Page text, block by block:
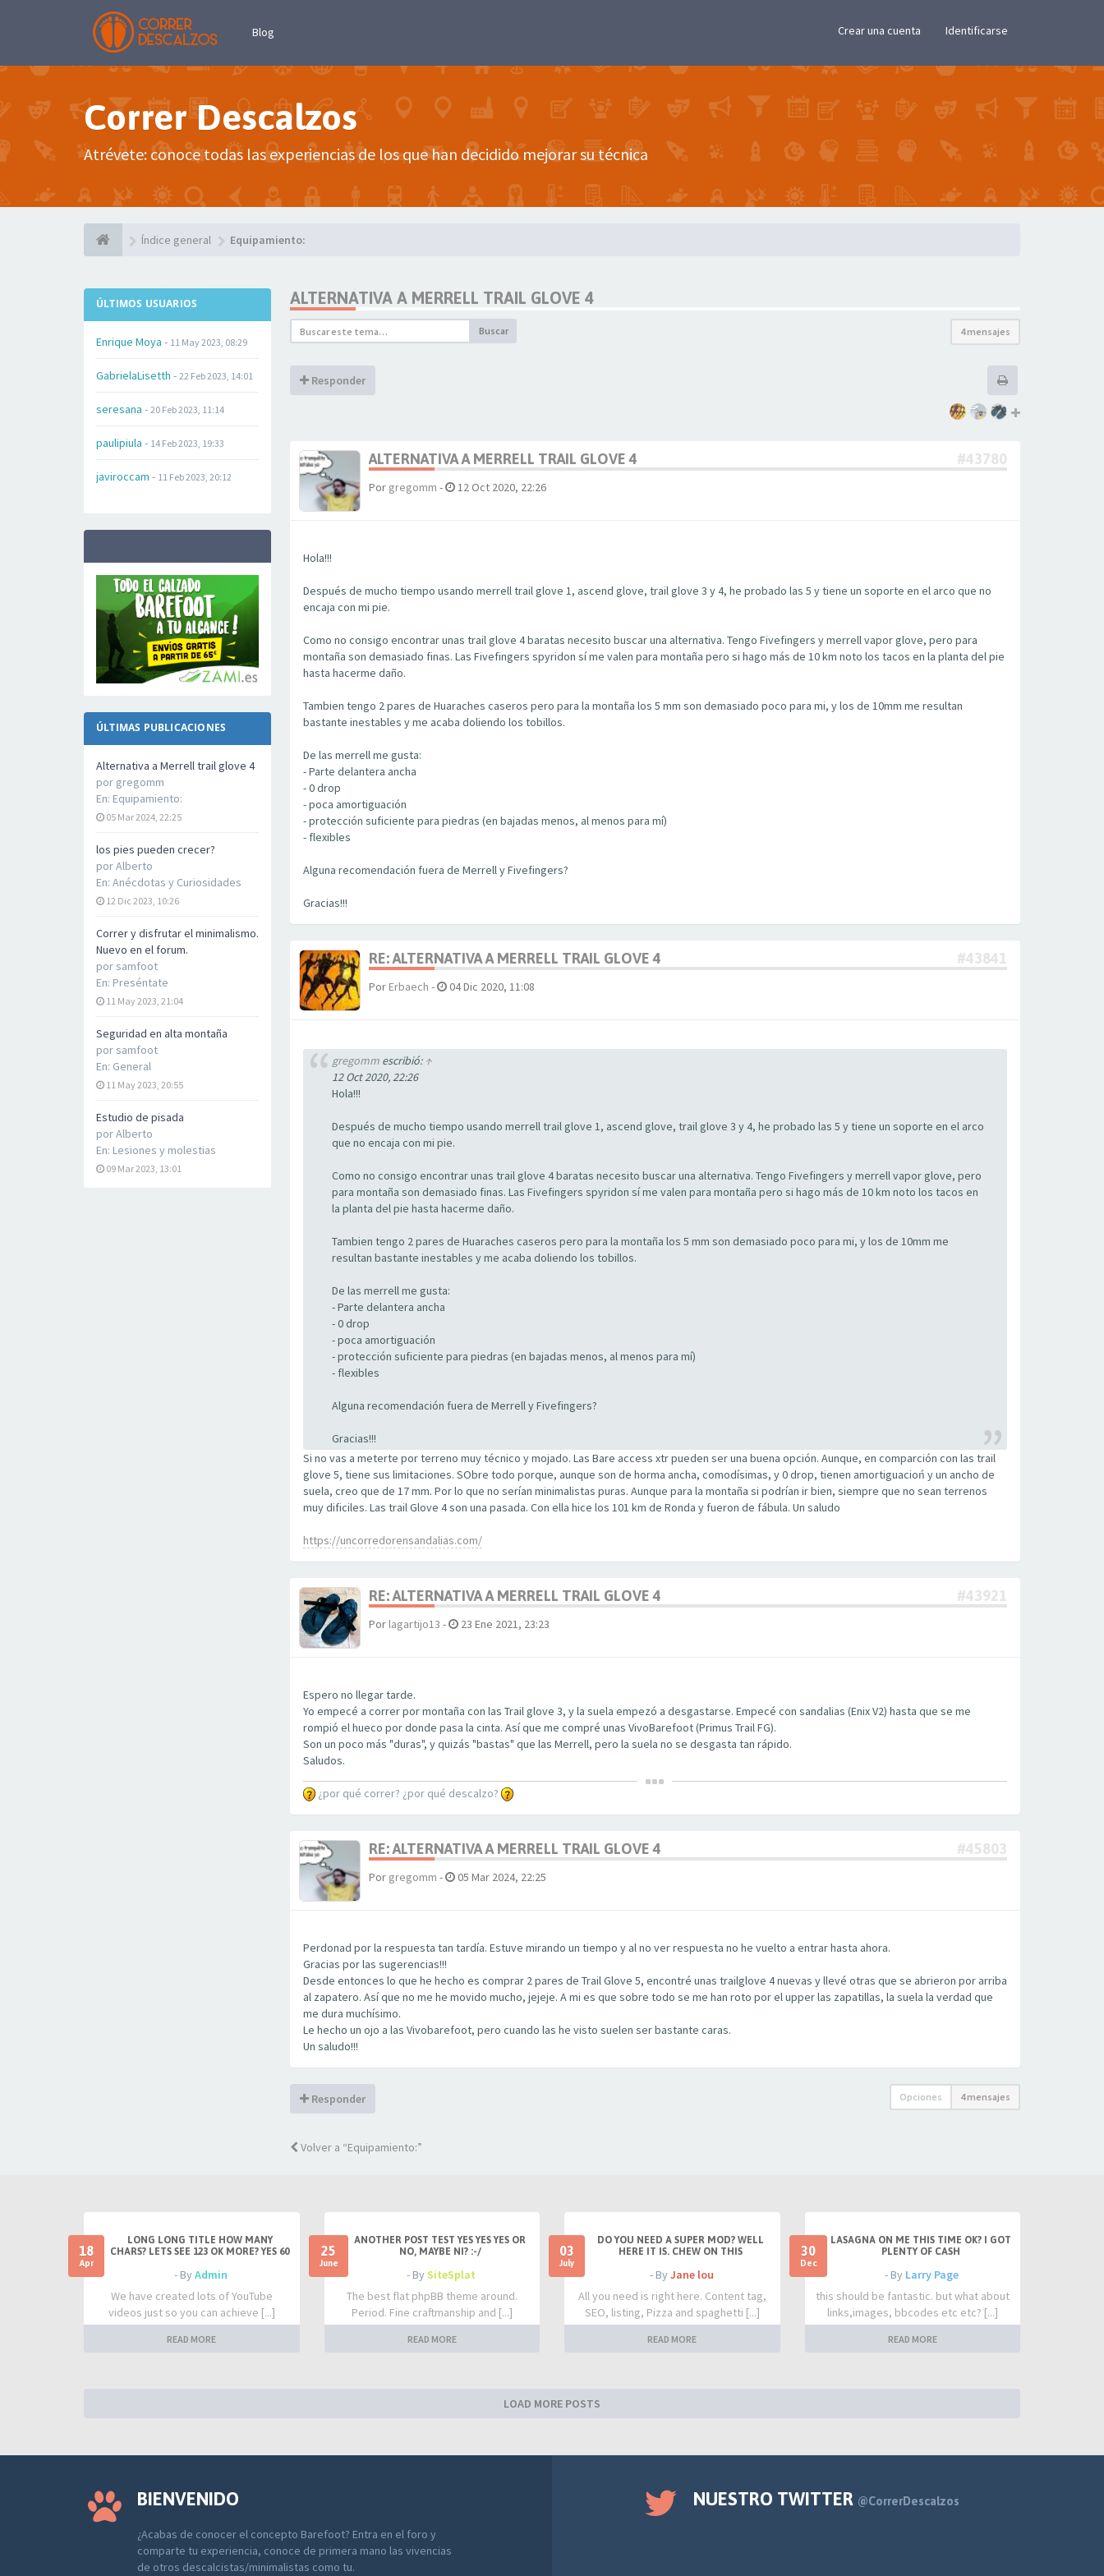
Blog Crear una cuenta Identificarse
Correr Descalzos
Atrévete: conoce todas las experiencias de los que han decidido mejorar su técnica
Índice general Equipamiento:
ÚLTIMOS USUARIOS
Enrique Moya - 11 May 2023, 08:29
GabrielaLisetth - 22 Feb 2023, 14:01
seresana - 20 Feb 2023, 11:14
paulipiula - 14 Feb 2023, 19:33
javiroccam - 11 Feb 2023, 20:12
ÚLTIMAS PUBLICACIONES
Alternativa a Merrell trail glove 4
por gregomm
En: Equipamiento:
05 Mar 2024, 22:25
los pies pueden crecer?
porAlberto
En: Anécdotas y Curiosidades
12 Dic 2023, 10:26
Correr y disfrutar el minimalismo.
Nuevo en el forum.
por samfoot
En: Preséntate
11 May 2023, 21:04
Seguridad en alta montaña
por samfoot
En: General
11 May 2023, 20:55
Estudio de pisada
porAlberto
En: Lesiones y molestias
09 Mar 2023, 13:01
ALTERNATIVA A MERRELL TRAIL GLOVE 4
Buscar 4 mensajes
Responder
ALTERNATIVA A MERRELL TRAIL GLOVE 4 #43780
Por gregomm - 12 Oct 2020, 22:26
Hola!!!
Después de mucho tiempo usando merrell trail glove 1, ascend glove, trail glove 3 y 4, he probado las 5 y tiene un soporte en el arco que no
encaja con mi pie.
Como no consigo encontrar unas trail glove 4 baratas necesito buscar una alternativa. Tengo Fivefingers y merrell vapor glove, pero para
montaña son demasiado finas. Las Fivefingers spyridon sí me valen para montaña pero si hago más de 10 km noto los tacos en la planta del pie
hasta hacerme daño.
Tambien tengo 2 pares de Huaraches caseros pero para la montaña los 5 mm son demasiado poco para mi, y los de 10mm me resultan
bastante inestables y me acaba doliendo los tobillos.
De las merrell me gusta:
- Parte delantera ancha
- 0 drop
- poca amortiguación
- protección suficiente para piedras (en bajadas menos, al menos para mí)
- flexibles
Alguna recomendación fuera de Merrell y Fivefingers?
Gracias!!!
RE: ALTERNATIVA A MERRELL TRAIL GLOVE 4 #43841
Por Erbaech - 04 Dic 2020, 11:08
gregommescribió:↑
12 Oct 2020, 22:26
Hola!!!
Después de mucho tiempo usando merrell trail glove 1, ascend glove, trail glove 3 y 4, he probado las 5 y tiene un soporte en el arco
que no encaja con mi pie.
Como no consigo encontrar unas trail glove 4 baratas necesito buscar una alternativa. Tengo Fivefingers y merrell vapor glove, pero
para montaña son demasiado finas. Las Fivefingers spyridon sí me valen para montaña pero si hago más de 10 km noto los tacos en
la planta del pie hasta hacerme daño.
Tambien tengo 2 pares de Huaraches caseros pero para la montaña los 5 mm son demasiado poco para mi, y los de 10mm me
resultan bastante inestables y me acaba doliendo los tobillos.
De las merrell me gusta:
- Parte delantera ancha
- 0 drop
- poca amortiguación
- protección suficiente para piedras (en bajadas menos, al menos para mí)
- flexibles
Alguna recomendación fuera de Merrell y Fivefingers?
Gracias!!!
Si no vas a meterte por terreno muy técnico y mojado. Las Bare access xtr pueden ser una buena opción. Aunque, en comparción con las trail
glove 5, tiene sus limitaciones. SObre todo porque, aunque son de horma ancha, comodísimas, y 0 drop, tienen amortiguacioń y un ancho de
suela, creo que de 17 mm. Por lo que no serían minimalistas puras. Aunque para la montaña si podrían ir bien, siempre que no sean terrenos
muy dificiles. Las trail Glove 4 son una pasada. Con ella hice los 101 km de Ronda y fueron de fábula. Un saludo
https://uncorredorensandalias.com/
RE: ALTERNATIVA A MERRELL TRAIL GLOVE 4 #43921
Por lagartijo13 - 23 Ene 2021, 23:23
Espero no llegar tarde.
Yo empecé a correr por montaña con las Trail glove 3, y la suela empezó a desgastarse. Empecé con sandalias (Enix V2) hasta que se me
rompió el hueco por donde pasa la cinta. Así que me compré unas VivoBarefoot (Primus Trail FG).
Son un poco más "duras", y quizás "bastas" que las Merrell, pero la suela no se desgasta tan rápido.
Saludos.
¿por qué correr? ¿por qué descalzo?
RE: ALTERNATIVA A MERRELL TRAIL GLOVE 4 #45803
Por gregomm - 05 Mar 2024, 22:25
Perdonad por la respuesta tan tardía. Estuve mirando un tiempo y al no ver respuesta no he vuelto a entrar hasta ahora.
Gracias por las sugerencias!!!
Desde entonces lo que he hecho es comprar 2 pares de Trail Glove 5, encontré unas trailglove 4 nuevas y llevé otras que se abrieron por arriba
al zapatero. Así que no me he movido mucho, jejeje. A mi es que sobre todo se me han roto por el upper las zapatillas, la suela la verdad que
me dura muchísimo.
Le hecho un ojo a las Vivobarefoot, pero cuando las he visto suelen ser bastante caras.
Un saludo!!!
Responder Opciones 4 mensajes
Volver a “Equipamiento:”
18
Apr
LONG LONG TITLE HOW MANY
CHARS? LETS SEE 123 OK MORE? YES 60
- ByAdmin
We have created lots of YouTube
videos just so you can achieve [...]
READ MORE
25
June
ANOTHER POST TEST YES YES YES OR
NO, MAYBE NI? :-/
- BySiteSplat
The best flat phpBB theme around.
Period. Fine craftmanship and [...]
READ MORE
03
July
DO YOU NEED A SUPER MOD? WELL
HERE IT IS. CHEW ON THIS
- By Jane lou
All you need is right here. Content tag,
SEO, listing, Pizza and spaghetti [...]
READ MORE
30
Dec
LASAGNA ON ME THIS TIME OK? I GOT
PLENTY OF CASH
- By Larry Page
this should be fantastic. but what about
links,images, bbcodes etc etc? [...]
READ MORE
LOAD MORE POSTS
BIENVENIDO
¿Acabas de conocer el concepto Barefoot? Entra en el foro y
comparte tu experiencia, conoce de primera mano las vivencias
de otros descalcistas/minimalistas como tu.
NUESTRO TWITTER @CorrerDescalzos